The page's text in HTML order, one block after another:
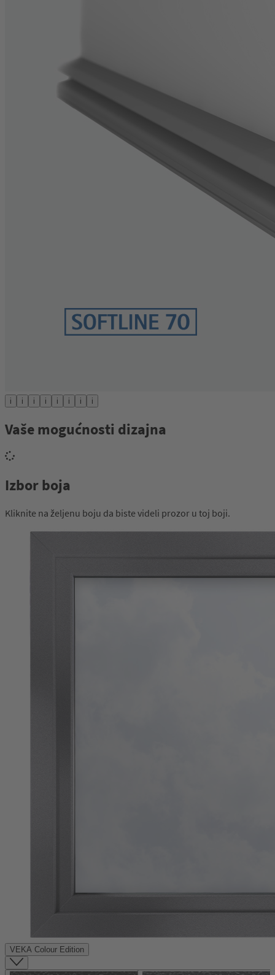
i i i i i i i i
Vaše mogućnosti dizajna
Izbor boja
Kliknite na željenu boju da biste videli prozor u toj boji.
VEKA Colour Edition